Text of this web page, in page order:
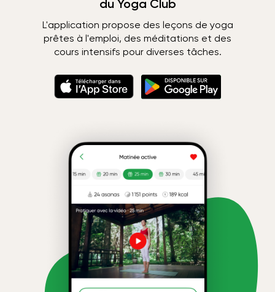
du Yoga Club
L'application propose des leçons de yoga
prêtes à l'emploi, des méditations et des
cours intensifs pour diverses tâches.